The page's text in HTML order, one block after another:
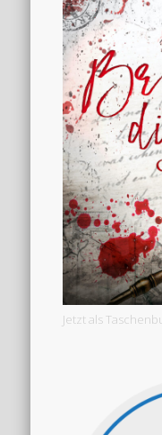
Jetzt als